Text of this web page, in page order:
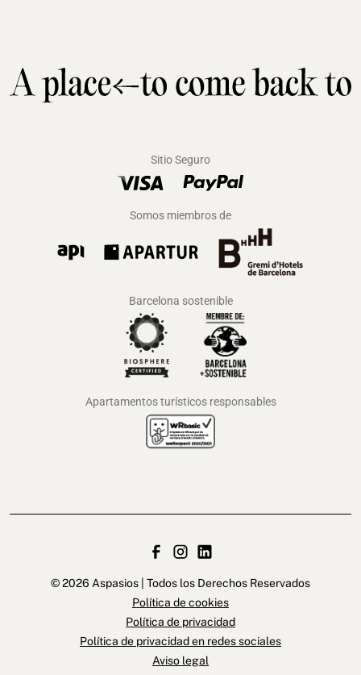
Sitio Seguro
Somos miembros de
Barcelona sostenible
Apartamentos turísticos responsables
© 2026 Aspasios | Todos los Derechos Reservados
Política de cookies
Política de privacidad
Política de privacidad en redes sociales
Aviso legal